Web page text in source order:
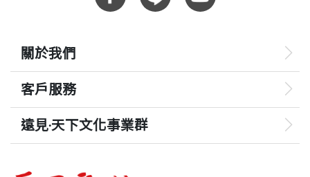
關於我們
客戶服務
遠見‧天下文化事業群